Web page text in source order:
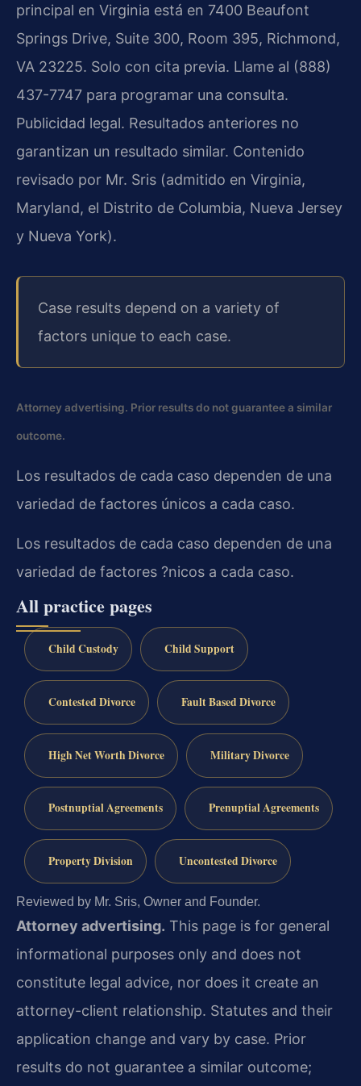
principal en Virginia está en 7400 Beaufont
Springs Drive, Suite 300, Room 395, Richmond,
VA 23225. Solo con cita previa. Llame al (888)
437-7747 para programar una consulta.
Publicidad legal. Resultados anteriores no
garantizan un resultado similar. Contenido
revisado por Mr. Sris (admitido en Virginia,
Maryland, el Distrito de Columbia, Nueva Jersey
y Nueva York).
Case results depend on a variety of
factors unique to each case.
Attorney advertising. Prior results do not guarantee a similar
outcome.
Los resultados de cada caso dependen de una
variedad de factores únicos a cada caso.
Los resultados de cada caso dependen de una
variedad de factores ?nicos a cada caso.
All practice pages
Child Custody Child Support
Contested Divorce Fault Based Divorce
High Net Worth Divorce Military Divorce
Postnuptial Agreements Prenuptial Agreements
Property Division Uncontested Divorce
Reviewed by Mr. Sris, Owner and Founder.
Attorney advertising. This page is for general
informational purposes only and does not
constitute legal advice, nor does it create an
attorney-client relationship. Statutes and their
application change and vary by case. Prior
results do not guarantee a similar outcome;